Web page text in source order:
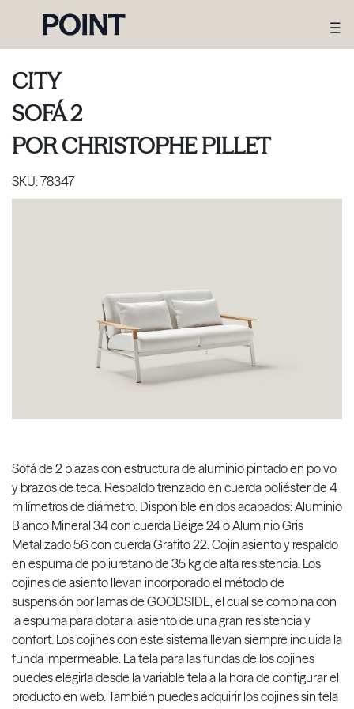
CITY
SOFÁ 2
PORCHRISTOPHE PILLET
SKU:78347
Sofá de 2 plazas con estructura de aluminio pintado en polvo
y brazos de teca. Respaldo trenzado en cuerda poliéster de 4
milímetros de diámetro. Disponible en dos acabados: Aluminio
Blanco Mineral 34 con cuerda Beige 24 o Aluminio Gris
Metalizado 56 con cuerda Grafito 22. Cojín asiento y respaldo
en espuma de poliuretano de 35 kg de alta resistencia. Los
cojines de asiento llevan incorporado el método de
suspensión por lamas de GOODSIDE, el cual se combina con
la espuma para dotar al asiento de una gran resistencia y
confort. Los cojines con este sistema llevan siempre incluida la
funda impermeable. La tela para las fundas de los cojines
puedes elegirla desde la variable tela a la hora de configurar el
producto en web. También puedes adquirir los cojines sin tela